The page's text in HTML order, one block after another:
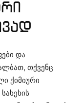
და
თქვენც
ქიმიური